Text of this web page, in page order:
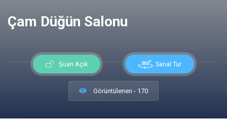
Çam Düğün Salonu
Şuan Açık Sanal Tur
Görüntülenen - 170